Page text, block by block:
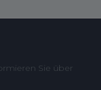
Sie über